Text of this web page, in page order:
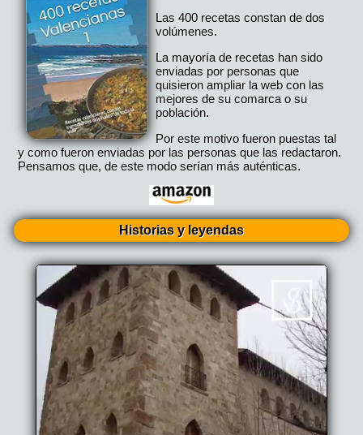
Las 400 recetas constan de dos
volúmenes.
La mayoría de recetas han sido
enviadas por personas que
quisieron ampliar la web con las
mejores de su comarca o su
población.
Por este motivo fueron puestas tal
y como fueron enviadas por las personas que las redactaron.
Pensamos que, de este modo serían más auténticas.
Historias y leyendas